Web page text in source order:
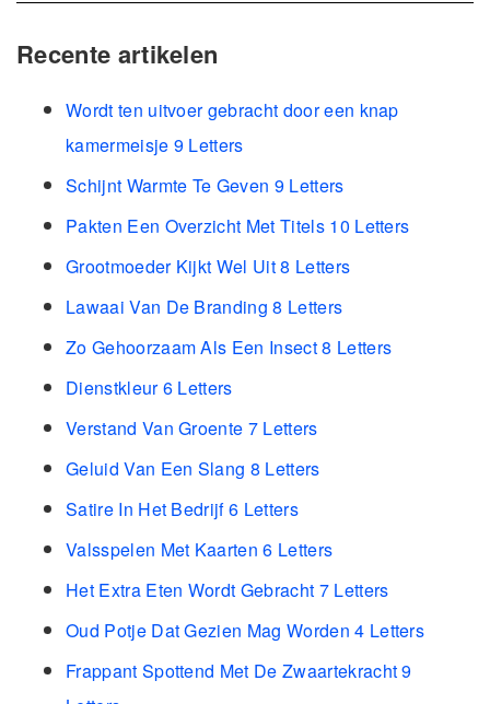
Recente artikelen
Wordt ten uitvoer gebracht door een knap
kamermeisje 9 Letters
Schijnt Warmte Te Geven 9 Letters
Pakten Een Overzicht Met Titels 10 Letters
Grootmoeder Kijkt Wel Uit 8 Letters
Lawaai Van De Branding 8 Letters
Zo Gehoorzaam Als Een Insect 8 Letters
Dienstkleur 6 Letters
Verstand Van Groente 7 Letters
Geluid Van Een Slang 8 Letters
Satire In Het Bedrijf 6 Letters
Valsspelen Met Kaarten 6 Letters
Het Extra Eten Wordt Gebracht 7 Letters
Oud Potje Dat Gezien Mag Worden 4 Letters
Frappant Spottend Met De Zwaartekracht 9